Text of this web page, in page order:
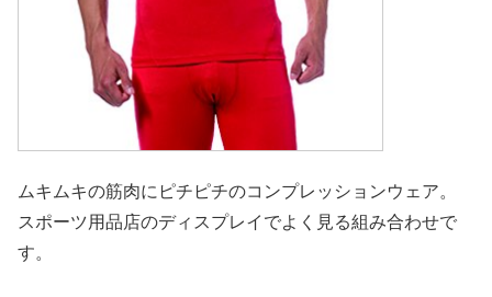
ムキムキの筋肉にピチピチのコンプレッションウェア。
スポーツ用品店のディスプレイでよく見る組み合わせで
す。